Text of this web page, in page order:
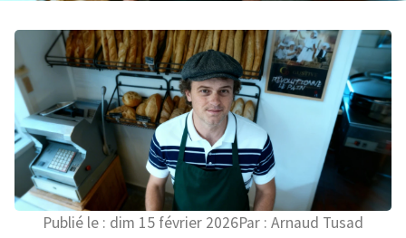
Publié le : dim 15 février 2026Par : Arnaud Tusad